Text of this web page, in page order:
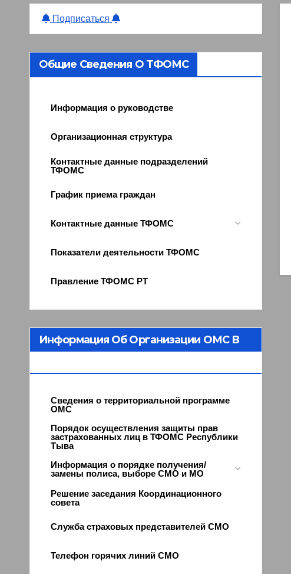
Подписаться
Общие Сведения О ТФОМС
Информация о руководстве
Организационная структура
Контактные данные подразделений
ТФОМС
График приема граждан
Контактные данные ТФОМС
Показатели деятельности ТФОМС
Правление ТФОМС РТ
Информация Об Организации ОМС В
Сведения о территориальной программе
ОМС
Порядок осуществления защиты прав
застрахованных лиц в ТФОМС Республики
Тыва
Информация о порядке получения/
замены полиса, выборе СМО и МО
Решение заседания Координационного
совета
Служба страховых представителей СМО
Телефон горячих линий СМО